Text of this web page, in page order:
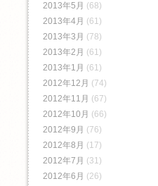
2013年5月 (68)
2013年4月 (61)
2013年3月 (78)
2013年2月 (61)
2013年1月 (61)
2012年12月 (74)
2012年11月 (67)
2012年10月 (66)
2012年9月 (76)
2012年8月 (17)
2012年7月 (31)
2012年6月 (26)